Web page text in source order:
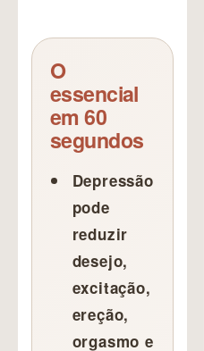
O
essencial
em 60
segundos
Depressão
pode
reduzir
desejo,
excitação,
ereção,
orgasmo e